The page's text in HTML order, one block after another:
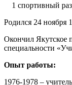
1 спортивный
Родился 24 ноября
Окончил Якутское
специальности
Опыт работы:
1976-1978 –